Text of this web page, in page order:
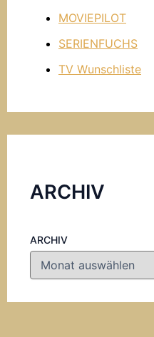
MOVIEPILOT
SERIENFUCHS
TV Wunschliste
ARCHIV
ARCHIV